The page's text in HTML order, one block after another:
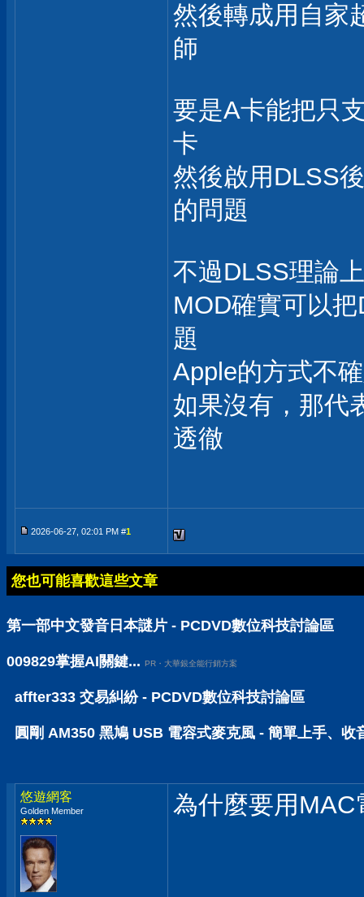
然後轉成用自家
師
要是A卡能把只
卡
然後啟用DLSS
的問題
不過DLSS理論
MOD確實可以
題
Apple的方式不
如果沒有，那代
透徹
2026-06-27, 02:01 PM #1
您也可能喜歡這些文章
第一部中文發音日本謎片 - PCDVD數位科技討論區
009829掌握AI關鍵... PR・大華銀全能行銷方案
affter333 交易糾紛 - PCDVD數位科技討論區
圓剛 AM350 黑鳩 USB 電容式麥克風 - 簡單上手、
悠遊網客
Golden Member 為什麼要用